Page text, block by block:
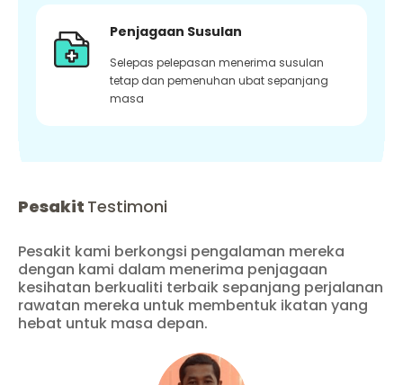
Penjagaan Susulan
Selepas pelepasan menerima susulan
tetap dan pemenuhan ubat sepanjang
masa
Pesakit Testimoni
Pesakit kami berkongsi pengalaman mereka
dengan kami dalam menerima penjagaan
kesihatan berkualiti terbaik sepanjang perjalanan
rawatan mereka untuk membentuk ikatan yang
hebat untuk masa depan.